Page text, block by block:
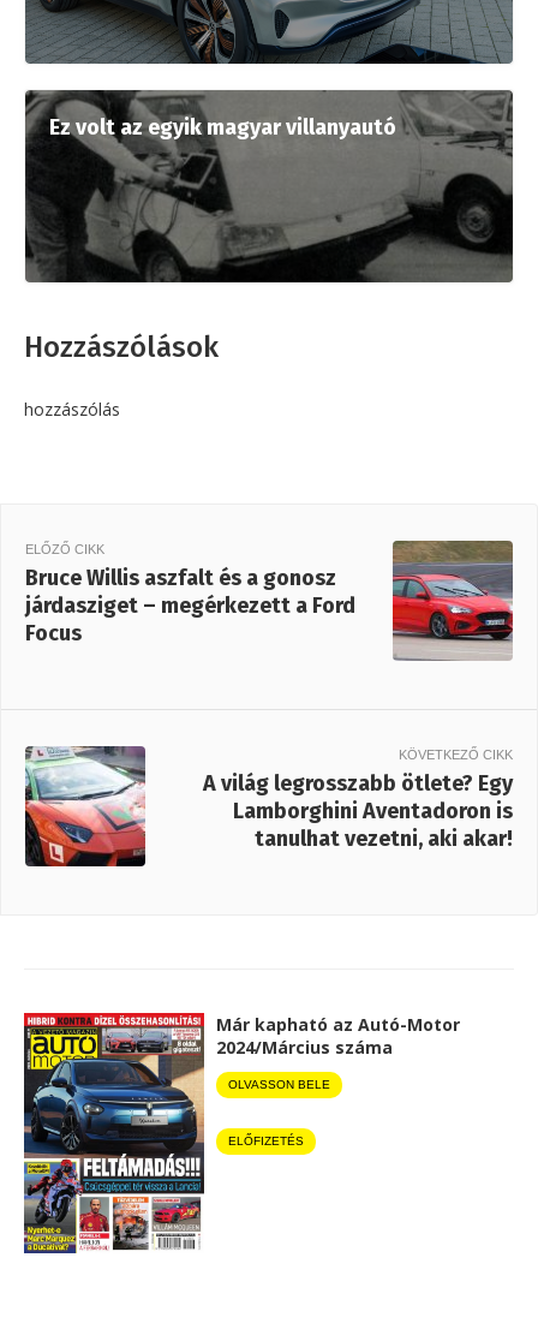
Ez volt az egyik magyar villanyautó
Hozzászólások
hozzászólás
ELŐZŐ CIKK
Bruce Willis aszfalt és a gonosz
járdasziget – megérkezett a Ford
Focus
KÖVETKEZŐ CIKK
A világ legrosszabb ötlete? Egy
Lamborghini Aventadoron is
tanulhat vezetni, aki akar!
Már kapható az Autó-Motor
2024/Március száma
OLVASSON BELE
ELŐFIZETÉS